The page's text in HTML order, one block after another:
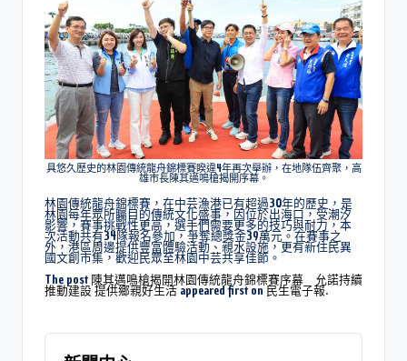
具悠久歷史的林園傳統龍舟錦標賽睽違4年再次舉辦，在地隊伍齊聚，高
雄市長陳其邁鳴槍揭開序幕。
林園傳統龍舟錦標賽，在中芸漁港已有超過30年的歷史，是
林園每年眾所矚目的傳統文化盛事，因位於出海口，受潮汐
影響，賽事挑戰性更高，選手們需要更多的技巧與耐力，本
次活動共有34隊報名參加，爭奪總獎金39萬元。在賽事之
外，港區周邊提供豐富體驗活動、親水設施，更有新住民異
國文創市集，歡迎民眾至林園中芸共享佳節。
The post 陳其邁鳴槍揭開林園傳統龍舟錦標賽序幕 允諾持續
推動建設 提供鄉親好生活 appeared first on民生電子報.